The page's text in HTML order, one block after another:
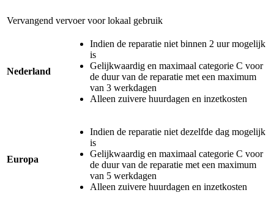
Vervangend vervoer voor lokaal gebruik
Nederland
Indien de reparatie niet binnen 2 uur mogelijk
is
Gelijkwaardig en maximaal categorie C voor
de duur van de reparatie met een maximum
van 3 werkdagen
Alleen zuivere huurdagen en inzetkosten
Europa
Indien de reparatie niet dezelfde dag mogelijk
is
Gelijkwaardig en maximaal categorie C voor
de duur van de reparatie met een maximum
van 5 werkdagen
Alleen zuivere huurdagen en inzetkosten